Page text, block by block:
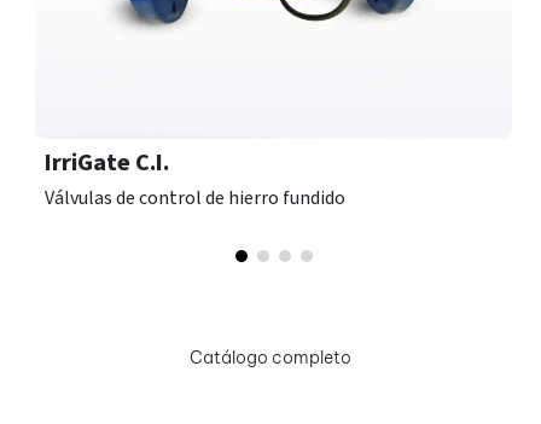
IrriGate C.I.
Válvulas de control de hierro fundido
Catálogo completo